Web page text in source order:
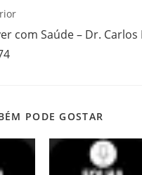
com Saúde – Dr.
PODE GOSTAR